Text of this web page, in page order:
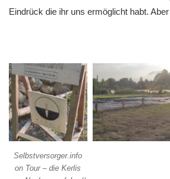
Eindrück die ihr uns ermöglicht habt.
Selbstversorger.info
on Tour – die Kerlis